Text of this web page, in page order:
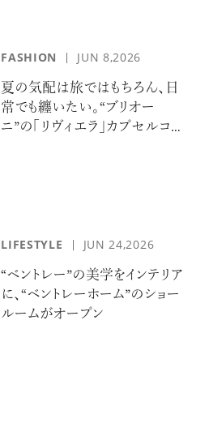
FASHION JUN 8,2026
夏の気配は旅ではもちろん、日
常でも纏いたい。“ブリオー
ニ”の「リヴィエラ」カプセルコレ
LIFESTYLE JUN 24,2026
“ベントレー”の美学をインテリア
に、“ベントレーホーム”のショー
ルームがオープン